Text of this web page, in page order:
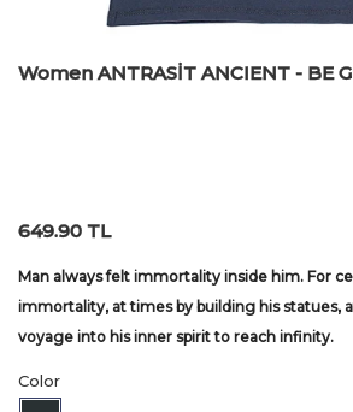
Women ANTRASİT ANCIENT - BE
649.90 TL
Man always felt immortality inside him. For
immortality, at times by building his statues,
voyage into his inner spirit to reach infinity.
Color